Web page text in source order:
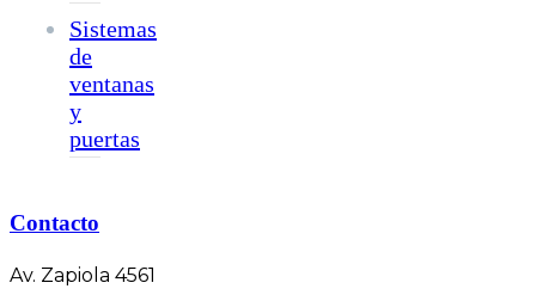
Sistemas
de
ventanas
y
puertas
Contacto
Av. Zapiola 4561